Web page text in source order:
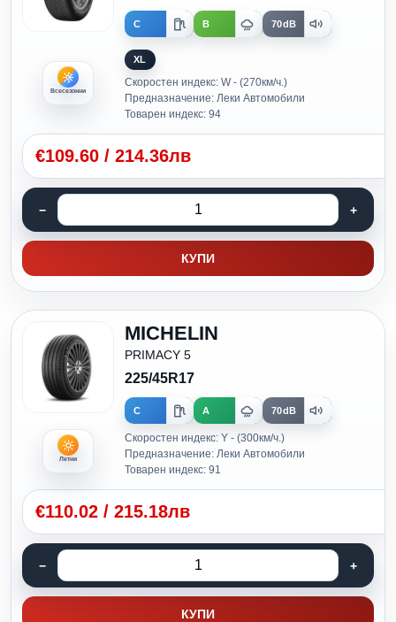
Всесезонни
C B 70dB
XL
Скоростен индекс: W - (270км/ч.)
Предназначение: Леки Автомобили
Товарен индекс: 94
€109.60 / 214.36лв
КУПИ
Летни
MICHELIN
PRIMACY 5
225/45R17
C A 70dB
Скоростен индекс: Y - (300км/ч.)
Предназначение: Леки Автомобили
Товарен индекс: 91
€110.02 / 215.18лв
КУПИ